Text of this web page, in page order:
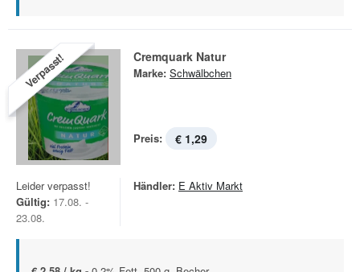
Verpasst! Cremquark Natur
Marke: Schwälbchen
Preis: € 1,29
Leider verpasst!
Gültig: 17.08. -
23.08.
Händler: E Aktiv Markt